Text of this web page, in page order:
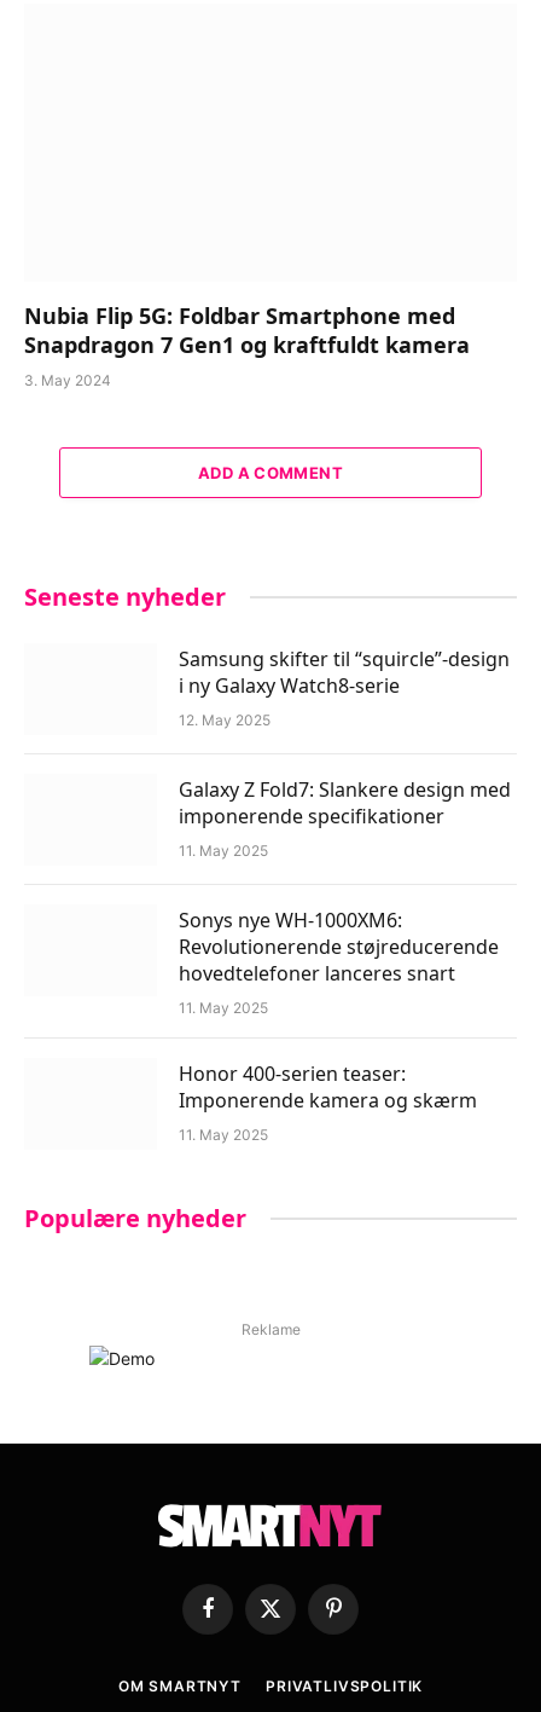
Nubia Flip 5G: Foldbar Smartphone med
Snapdragon 7 Gen1 og kraftfuldt kamera
3. May 2024
ADD A COMMENT
Seneste nyheder
Samsung skifter til “squircle”-design
i ny Galaxy Watch8-serie
12. May 2025
Galaxy Z Fold7: Slankere design med
imponerende specifikationer
11. May 2025
Sonys nye WH-1000XM6:
Revolutionerende støjreducerende
hovedtelefoner lanceres snart
11. May 2025
Honor 400-serien teaser:
Imponerende kamera og skærm
11. May 2025
Populære nyheder
Reklame
Facebook
X
(Twitter)
Pinterest
OM SMARTNYT PRIVATLIVSPOLITIK